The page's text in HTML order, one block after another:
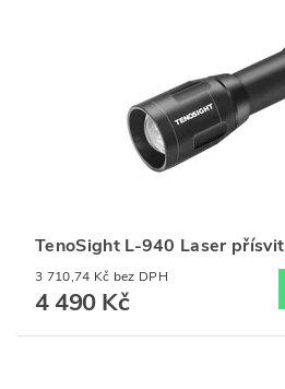
TenoSight L-940 Laser přísvit
3 710,74 Kč bez DPH
4 490 Kč